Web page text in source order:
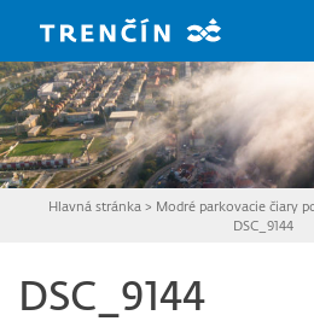
Hlavná stránka > Modré parkovacie čiary
DSC_9144
DSC_9144